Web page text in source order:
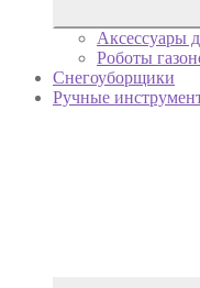
Аксессуары
Роботы
Снегоуборщики
Ручные